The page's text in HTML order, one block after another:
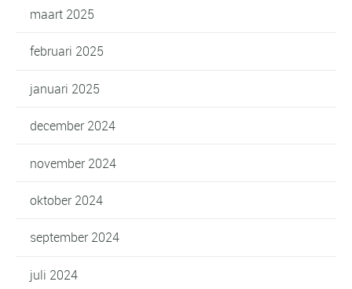
maart 2025
februari 2025
januari 2025
december 2024
november 2024
oktober 2024
september 2024
juli 2024